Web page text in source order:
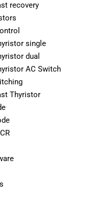
recovery
single
dual
AC Switch
Thyristor